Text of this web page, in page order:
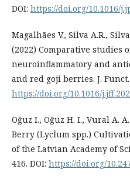
DOI: https://doi.org/10.1016/
Magalhães V., Silva A.R.,
(2022) Comparative studies
neuroinflammatory and
and red goji berries. J. Funct.
https://doi.org/10.1016/
Oğuz I., Oğuz H. I., Vural A.
Berry (Lycİum spp.)
of the Latvian Academy of
416. DOI: https://doi.org/